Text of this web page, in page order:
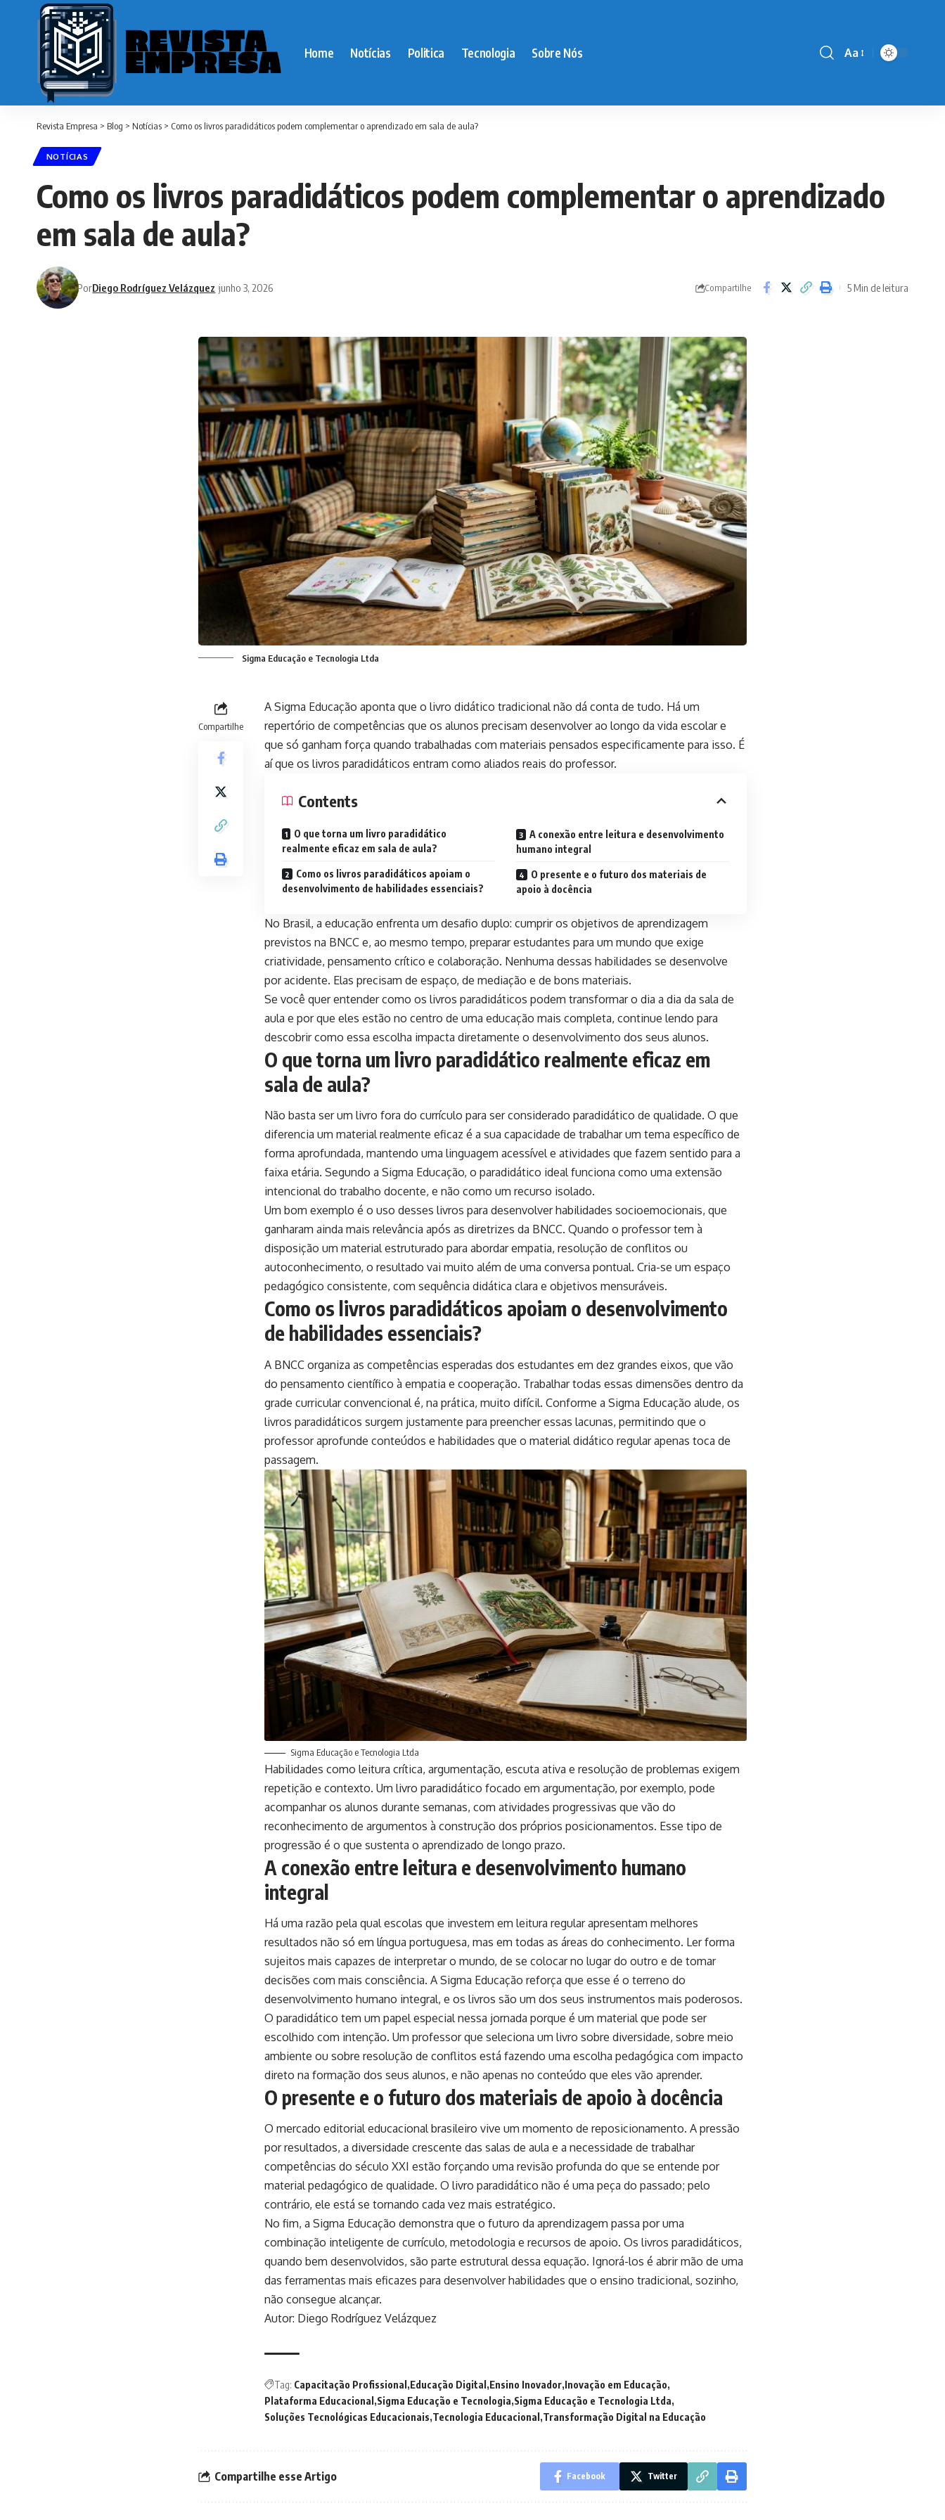
Home Notícias Politica Tecnologia Sobre Nós
Font
Aa
Revista Empresa > Blog > Notícias > Como os livros paradidáticos podem complementar o aprendizado em sala de aula?
NOTÍCIAS
Como os livros paradidáticos podem complementar o aprendizado
em sala de aula?
PorDiego Rodríguez Velázquez junho 3, 2026 Compartilhe 5 Min de leitura
Sigma Educação e Tecnologia Ltda
Compartilhe
A Sigma Educação aponta que o livro didático tradicional não dá conta de tudo. Há um
repertório de competências que os alunos precisam desenvolver ao longo da vida escolar e
que só ganham força quando trabalhadas com materiais pensados especificamente para isso. É
aí que os livros paradidáticos entram como aliados reais do professor.
Contents
O que torna um livro paradidático
realmente eficaz em sala de aula?
Como os livros paradidáticos apoiam o
desenvolvimento de habilidades essenciais?
A conexão entre leitura e desenvolvimento
humano integral
O presente e o futuro dos materiais de
apoio à docência
No Brasil, a educação enfrenta um desafio duplo: cumprir os objetivos de aprendizagem
previstos na BNCC e, ao mesmo tempo, preparar estudantes para um mundo que exige
criatividade, pensamento crítico e colaboração. Nenhuma dessas habilidades se desenvolve
por acidente. Elas precisam de espaço, de mediação e de bons materiais.
Se você quer entender como os livros paradidáticos podem transformar o dia a dia da sala de
aula e por que eles estão no centro de uma educação mais completa, continue lendo para
descobrir como essa escolha impacta diretamente o desenvolvimento dos seus alunos.
O que torna um livro paradidático realmente eficaz em
sala de aula?
Não basta ser um livro fora do currículo para ser considerado paradidático de qualidade. O que
diferencia um material realmente eficaz é a sua capacidade de trabalhar um tema específico de
forma aprofundada, mantendo uma linguagem acessível e atividades que fazem sentido para a
faixa etária. Segundo a Sigma Educação, o paradidático ideal funciona como uma extensão
intencional do trabalho docente, e não como um recurso isolado.
Um bom exemplo é o uso desses livros para desenvolver habilidades socioemocionais, que
ganharam ainda mais relevância após as diretrizes da BNCC. Quando o professor tem à
disposição um material estruturado para abordar empatia, resolução de conflitos ou
autoconhecimento, o resultado vai muito além de uma conversa pontual. Cria-se um espaço
pedagógico consistente, com sequência didática clara e objetivos mensuráveis.
Como os livros paradidáticos apoiam o desenvolvimento
de habilidades essenciais?
A BNCC organiza as competências esperadas dos estudantes em dez grandes eixos, que vão
do pensamento científico à empatia e cooperação. Trabalhar todas essas dimensões dentro da
grade curricular convencional é, na prática, muito difícil. Conforme a Sigma Educação alude, os
livros paradidáticos surgem justamente para preencher essas lacunas, permitindo que o
professor aprofunde conteúdos e habilidades que o material didático regular apenas toca de
passagem.
Sigma Educação e Tecnologia Ltda
Habilidades como leitura crítica, argumentação, escuta ativa e resolução de problemas exigem
repetição e contexto. Um livro paradidático focado em argumentação, por exemplo, pode
acompanhar os alunos durante semanas, com atividades progressivas que vão do
reconhecimento de argumentos à construção dos próprios posicionamentos. Esse tipo de
progressão é o que sustenta o aprendizado de longo prazo.
A conexão entre leitura e desenvolvimento humano
integral
Há uma razão pela qual escolas que investem em leitura regular apresentam melhores
resultados não só em língua portuguesa, mas em todas as áreas do conhecimento. Ler forma
sujeitos mais capazes de interpretar o mundo, de se colocar no lugar do outro e de tomar
decisões com mais consciência. A Sigma Educação reforça que esse é o terreno do
desenvolvimento humano integral, e os livros são um dos seus instrumentos mais poderosos.
O paradidático tem um papel especial nessa jornada porque é um material que pode ser
escolhido com intenção. Um professor que seleciona um livro sobre diversidade, sobre meio
ambiente ou sobre resolução de conflitos está fazendo uma escolha pedagógica com impacto
direto na formação dos seus alunos, e não apenas no conteúdo que eles vão aprender.
O presente e o futuro dos materiais de apoio à docência
O mercado editorial educacional brasileiro vive um momento de reposicionamento. A pressão
por resultados, a diversidade crescente das salas de aula e a necessidade de trabalhar
competências do século XXI estão forçando uma revisão profunda do que se entende por
material pedagógico de qualidade. O livro paradidático não é uma peça do passado; pelo
contrário, ele está se tornando cada vez mais estratégico.
No fim, a Sigma Educação demonstra que o futuro da aprendizagem passa por uma
combinação inteligente de currículo, metodologia e recursos de apoio. Os livros paradidáticos,
quando bem desenvolvidos, são parte estrutural dessa equação. Ignorá-los é abrir mão de uma
das ferramentas mais eficazes para desenvolver habilidades que o ensino tradicional, sozinho,
não consegue alcançar.
Autor: Diego Rodríguez Velázquez
Tag: Capacitação Profissional Educação Digital Ensino Inovador Inovação em Educação
Plataforma Educacional Sigma Educação e Tecnologia Sigma Educação e Tecnologia Ltda
Soluções Tecnológicas Educacionais Tecnologia Educacional Transformação Digital na Educação
Compartilhe esse Artigo Facebook Twitter